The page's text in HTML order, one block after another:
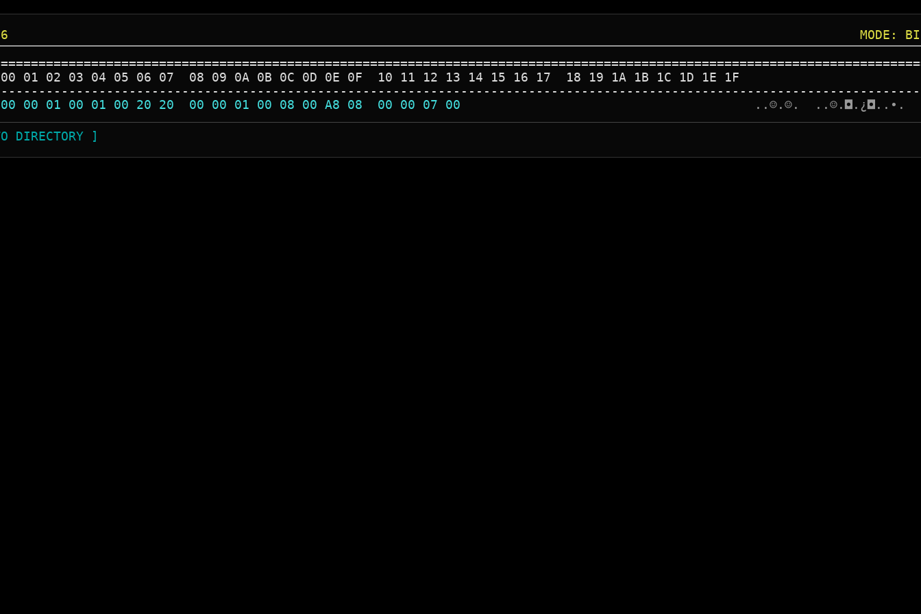
MODE:
00 01 02 03 04 05 06 07  08 09 0A 0B 0C 0D 0E 0F  10 11 12 13 14 15 16 17  18 19 1A 1B 1C 1D 1E 1F
00 00 01 00 01 00 20 20  00 00 01 00 08 00 A8 08  00 00 07 00
. .☺.☺. . .☺. ◘ . ¿ ◘ . . • .
DIRECTORY ]